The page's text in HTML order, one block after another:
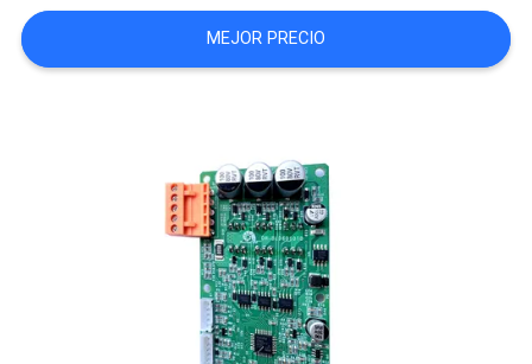
LOS
CASOS
COTIZACIÓN
MEJOR PRECIO